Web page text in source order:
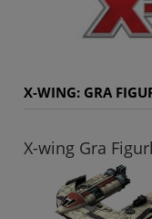
X-WING: GRA
X-wing Gra